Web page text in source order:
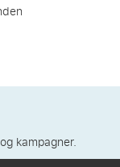
kampagner.